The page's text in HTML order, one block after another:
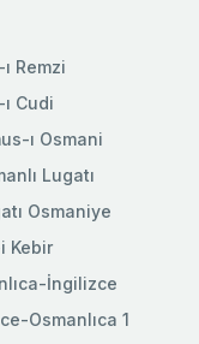
Remzi
Cudi
ı Osmani
Lugatı
Osmaniye
Kebir
İngilizce
Osmanlıca 1